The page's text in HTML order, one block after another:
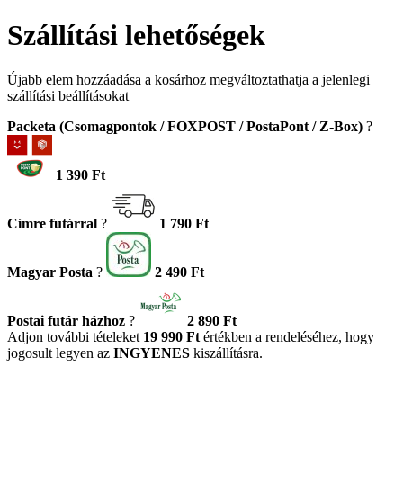
Szállítási lehetőségek
Újabb elem hozzáadása a kosárhoz megváltoztathatja a jelenlegi
szállítási beállításokat
Packeta (Csomagpontok / FOXPOST / PostaPont / Z-Box) ?
1 390 Ft
Címre futárral ? 1 790 Ft
Magyar Posta ? 2 490 Ft
Postai futár házhoz ?
2 890 Ft
Adjon további tételeket 19 990 Ft értékben a rendeléséhez, hogy
jogosult legyen az INGYENES kiszállításra.